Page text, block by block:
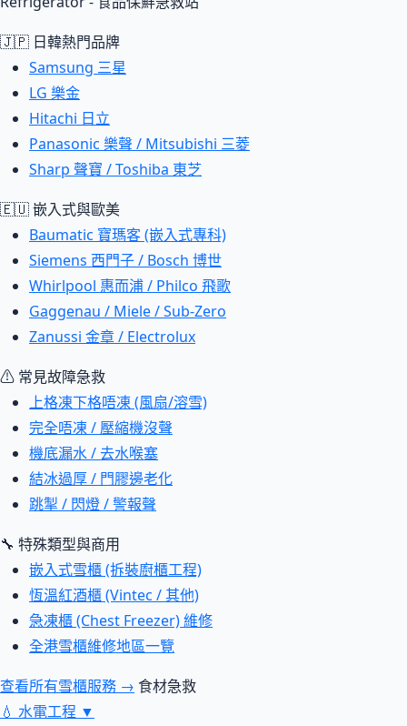
🇯🇵 日韓熱門品牌
Samsung 三星
LG 樂金
Hitachi 日立
Panasonic 樂聲 / Mitsubishi 三菱
Sharp 聲寶 / Toshiba 東芝
🇪🇺 嵌入式與歐美
Baumatic 寶瑪客 (嵌入式專科)
Siemens 西門子 / Bosch 博世
Whirlpool 惠而浦 / Philco 飛歌
Gaggenau / Miele / Sub-Zero
Zanussi 金章 / Electrolux
⚠ 常見故障急救
上格凍下格唔凍 (風扇/溶雪)
完全唔凍 / 壓縮機沒聲
機底漏水 / 去水喉塞
結冰過厚 / 門膠邊老化
跳掣 / 閃燈 / 警報聲
🔧 特殊類型與商用
嵌入式雪櫃 (拆裝廚櫃工程)
恆溫紅酒櫃 (Vintec / 其他)
急凍櫃 (Chest Freezer) 維修
全港雪櫃維修地區一覽
查看所有雪櫃服務 → 食材急救
💧 水電工程 ▼